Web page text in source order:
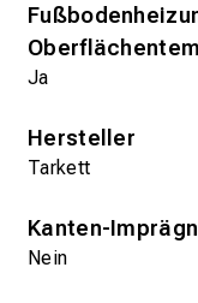
Ja
Hersteller
Tarkett
Kanten-
Nein